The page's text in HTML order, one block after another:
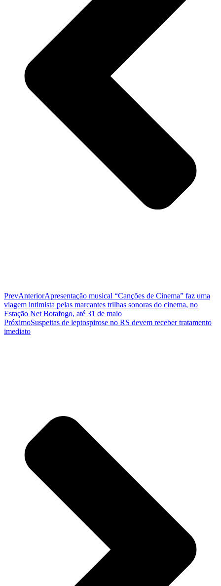
PrevAnteriorApresentação musical “Canções de Cinema” faz uma
viagem intimista pelas marcantes trilhas sonoras do cinema, no
Estação Net Botafogo, até 31 de maio
PróximoSuspeitas de leptospirose no RS devem receber tratamento
imediato